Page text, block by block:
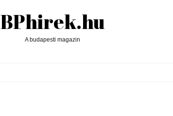
BPhirek.hu
A budapesti magazin